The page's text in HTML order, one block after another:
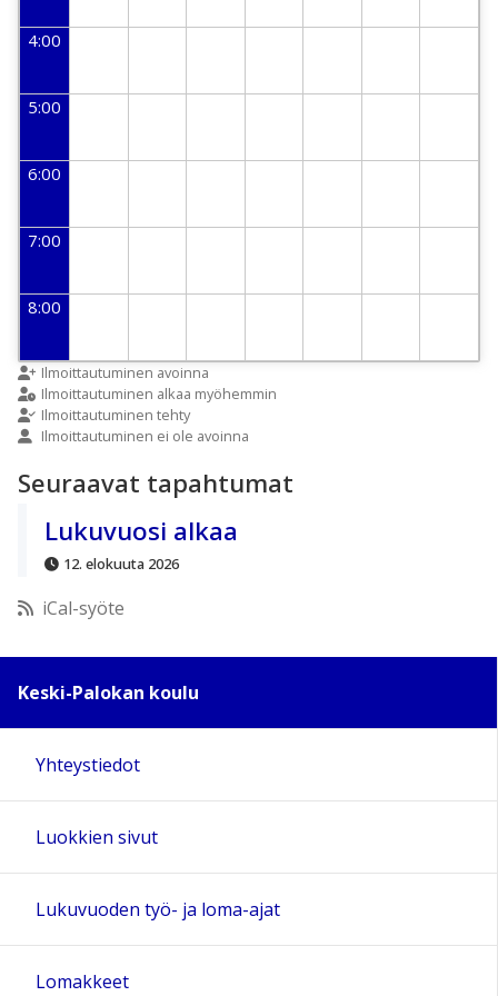
4:00
5:00
6:00
7:00
8:00
9:00
10:00
12:00
15:00
16:00
17:00
18:00
Ilmoittautuminen avoinna
Ilmoittautuminen alkaa myöhemmin
Ilmoittautuminen tehty
Ilmoittautuminen ei ole avoinna
Seuraavat tapahtumat
Lukuvuosi alkaa
12. elokuuta 2026
iCal-syöte
Keski-Palokan koulu
Yhteystiedot
Luokkien sivut
Lukuvuoden työ- ja loma-ajat
Lomakkeet